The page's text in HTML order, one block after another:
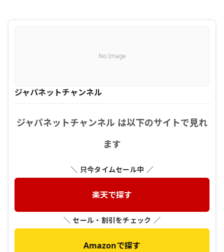
No Image
ジャパネットチャンネル
ジャパネットチャンネル は以下のサイトで見れ
ます
＼ 只今タイムセール中 ／
楽天で探す
＼ セール・割引をチェック ／
Amazonで探す